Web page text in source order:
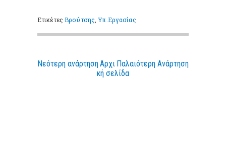
ΕτικέτεςΒρούτσης ,Υπ.Εργασίας
Νεότερη ανάρτηση Παλαιότερη Ανάρτηση
Αρχι
κή σελίδα